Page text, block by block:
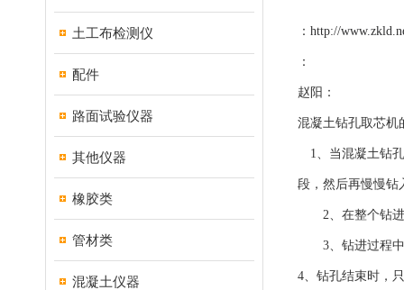
土工布检测仪
配件
路面试验仪器
其他仪器
橡胶类
管材类
混凝土仪器
： http://
：
赵阳：
混凝土钻孔取芯机
1、当混凝土钻
段，然后再慢慢钻
2、在整个钻进
3、钻进过程中
4、钻孔结束时，